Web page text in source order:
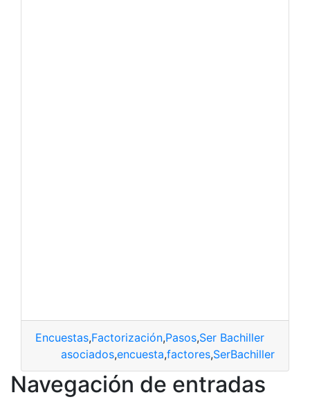
Encuestas,Factorización,Pasos,Ser Bachiller
asociados,encuesta,factores,SerBachiller
Navegación de entradas